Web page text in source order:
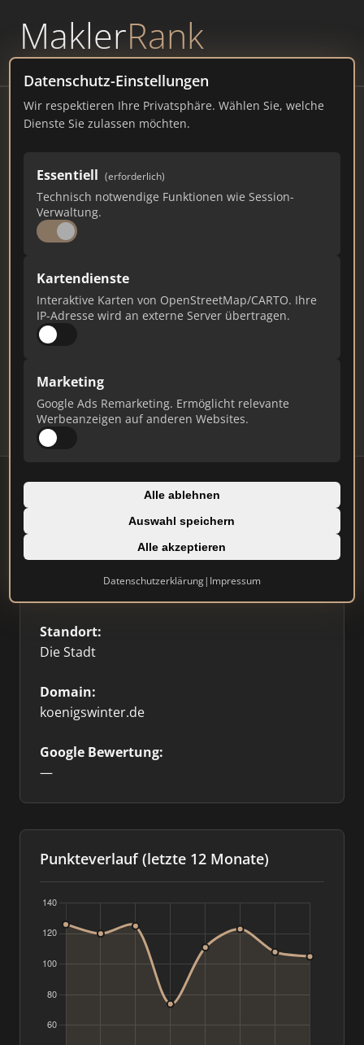
MaklerRank
powered byWAVEPOINT
Datenschutz-Einstellungen
Wir respektieren Ihre Privatsphäre. Wählen Sie, welche
Dienste Sie zulassen möchten.
Essentiell (erforderlich)
Technisch notwendige Funktionen wie Session-
Verwaltung.
Kartendienste
Interaktive Karten von OpenStreetMap/CARTO. Ihre
IP-Adresse wird an externe Server übertragen.
Marketing
Google Ads Remarketing. Ermöglicht relevante
Werbeanzeigen auf anderen Websites.
Alle ablehnen
Auswahl speichern
Alle akzeptieren
Datenschutzerklärung| Impressum
Immobilien
koenigswinter.de
105
Ist das Ihr Unternehmen?
Verifizieren Sie Ihr Profil, bearbeiten Sie Ihre
Updates.
Profil beanspruchen
Standort:
Die Stadt
Domain:
koenigswinter.de
Google Bewertung:
—
Punkteverlauf (letzte 12 Monate)